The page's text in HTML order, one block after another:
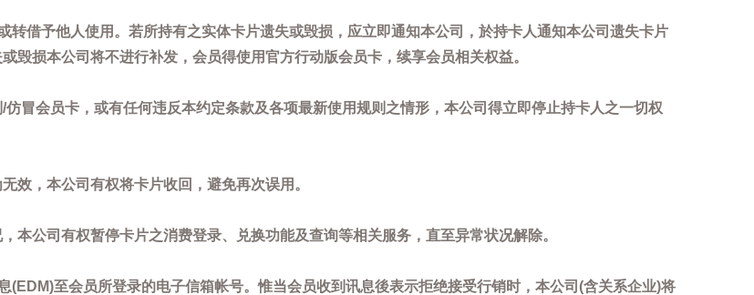
转借予他人使用。若所持有之实体卡片遗失或毁损，应立即通知本公司，於持卡人通知本公司遗失卡片
毁损本公司将不进行补发，会员得使用官方行动版会员卡，续享会员相关权益。
冒会员卡，或有任何违反本约定条款及各项最新使用规则之情形，本公司得立即停止持卡人之一切权
效，本公司有权将卡片收回，避免再次误用。
本公司有权暂停卡片之消费登录、兑换功能及查询等相关服务，直至异常状况解除。
(EDM)至会员所登录的电子信箱帐号。惟当会员收到讯息後表示拒绝接受行销时，本公司(含关系企业)将